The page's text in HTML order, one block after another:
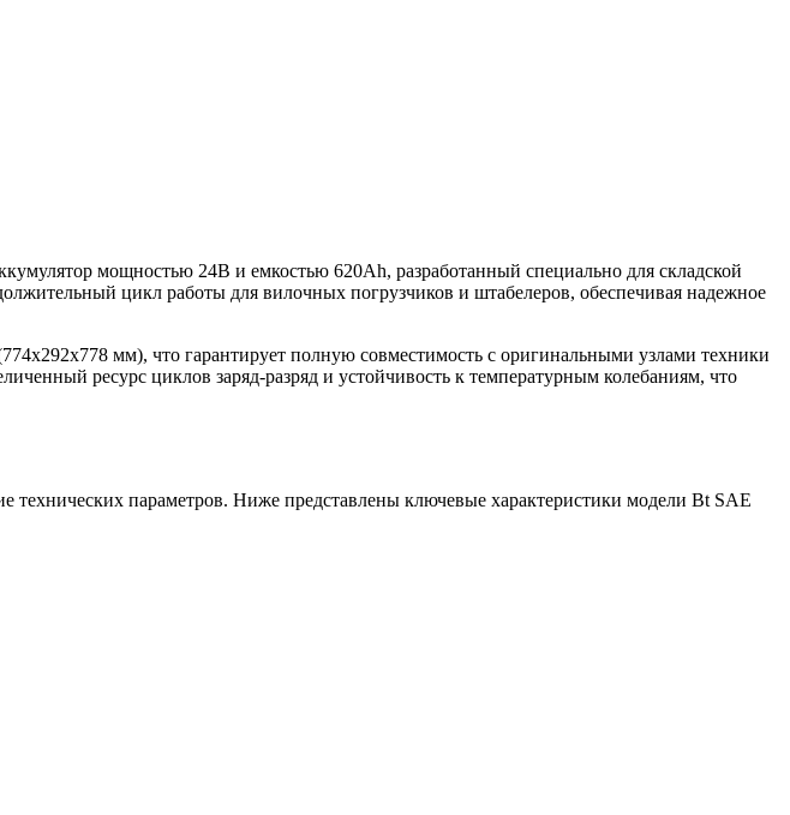
мощностью 24В и емкостью 620Ah, разработанный специально для складской
цикл работы для вилочных погрузчиков и штабелеров, обеспечивая надежное
мм), что гарантирует полную совместимость с оригинальными узлами техники
ресурс циклов заряд-разряд и устойчивость к температурным колебаниям, что
технических параметров. Ниже представлены ключевые характеристики модели Bt SAE